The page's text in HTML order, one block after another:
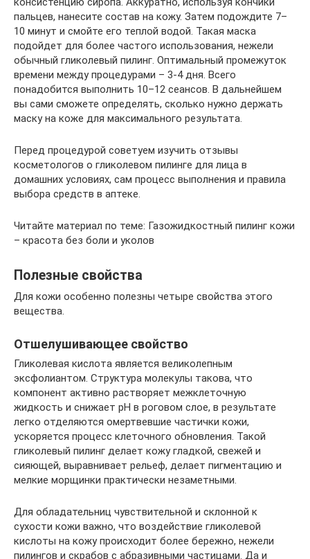
пальцев, нанесите состав на кожу. Затем подождите 7–
10 минут и смойте его теплой водой. Такая маска
подойдет для более частого использования, нежели
обычный гликолевый пилинг. Оптимальный промежуток
времени между процедурами – 3-4 дня. Всего
понадобится выполнить 10–12 сеансов. В дальнейшем
вы сами сможете определять, сколько нужно держать
маску на коже для максимального результата.
Перед процедурой советуем изучить отзывы
косметологов о гликолевом пилинге для лица в
домашних условиях, сам процесс выполнения и правила
выбора средств в аптеке.
Читайте материал по теме: Газожидкостный пилинг кожи
– красота без боли и уколов
Полезные свойства
Для кожи особенно полезны четыре свойства этого
вещества.
Отшелушивающее свойство
Гликолевая кислота является великолепным
эксфолиантом. Структура молекулы такова, что
компонент активно растворяет межклеточную
жидкость и снижает pH в роговом слое, в результате
легко отделяются омертвевшие частички кожи,
ускоряется процесс клеточного обновления. Такой
гликолевый пилинг делает кожу гладкой, свежей и
сияющей, выравнивает рельеф, делает пигментацию и
мелкие морщинки практически незаметными.
Для обладательниц чувствительной и склонной к
сухости кожи важно, что воздействие гликолевой
кислоты на кожу происходит более бережно, нежели
пилингов и скрабов с абразивными частицами. Да и